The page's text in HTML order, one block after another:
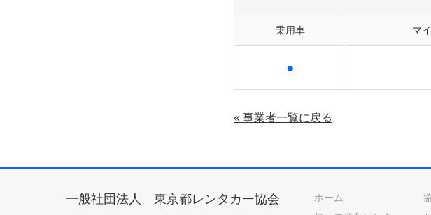
乗用車 マ
●
« 事業者一覧に戻る
一般社団法人 東京都レンタカー協会
ホーム